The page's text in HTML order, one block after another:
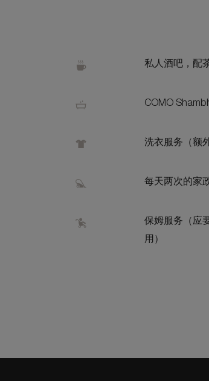
私人酒吧，配
COMO
洗衣服务（额
每天两次的家
保姆服务（应
用）